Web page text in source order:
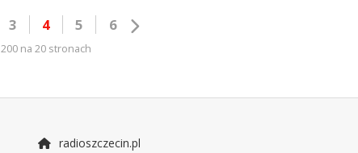
3 4 5 6
200 na 20 stronach
radioszczecin.pl